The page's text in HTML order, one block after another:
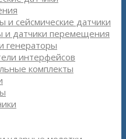
и сейсмические датчики
и датчики перемещения
генераторы
интерфейсов
комплекты